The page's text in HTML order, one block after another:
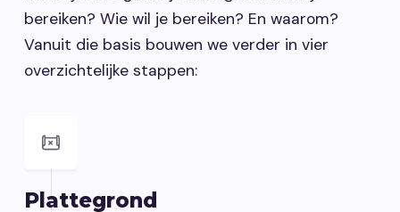
bereiken? Wie wil je bereiken? En waarom?
Vanuit die basis bouwen we verder in vier
overzichtelijke stappen:
Plattegrond